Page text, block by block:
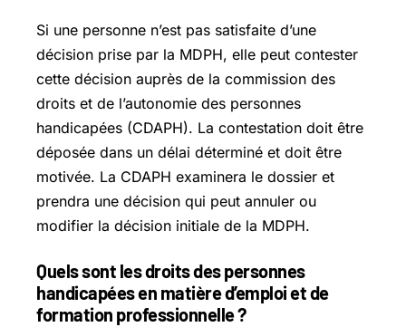
Si une personne n’est pas satisfaite d’une
décision prise par la MDPH, elle peut contester
cette décision auprès de la commission des
droits et de l’autonomie des personnes
handicapées (CDAPH). La contestation doit être
déposée dans un délai déterminé et doit être
motivée. La CDAPH examinera le dossier et
prendra une décision qui peut annuler ou
modifier la décision initiale de la MDPH.
Quels sont les droits des personnes
handicapées en matière d’emploi et de
formation professionnelle ?